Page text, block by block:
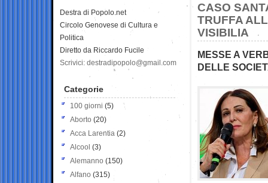
CASO
TRUFFA
VISIBILIA
MESSE A
DELLE
Destra di Popolo.net
Circolo Genovese di Cultura e
Politica
Diretto da Riccardo Fucile
Scrivici: destradipopolo@gmail.com
Categorie
100 giorni (5)
Aborto (20)
Acca Larentia (2)
Alcool (3)
Alemanno (150)
Alfano (315)